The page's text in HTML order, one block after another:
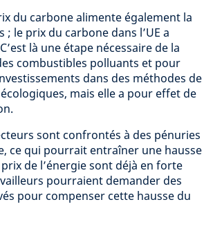
du carbone alimente également la
; le prix du carbone dans l’UE a
là une étape nécessaire de la
combustibles polluants et pour
dans des méthodes de
mais elle a pour effet de
sont confrontés à des pénuries
ce qui pourrait entraîner une hausse
prix de l’énergie sont déjà en forte
pourraient demander des
pour compenser cette hausse du